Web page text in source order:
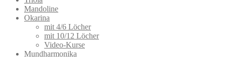
Mandoline
Okarina
mit 4/6 Löcher
mit 10/12 Löcher
Video-Kurse
Mundharmonika